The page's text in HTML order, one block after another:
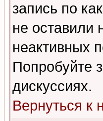
запись по
не оставили
неактивных
Попробуйте
дискуссиях.
Вернуться к